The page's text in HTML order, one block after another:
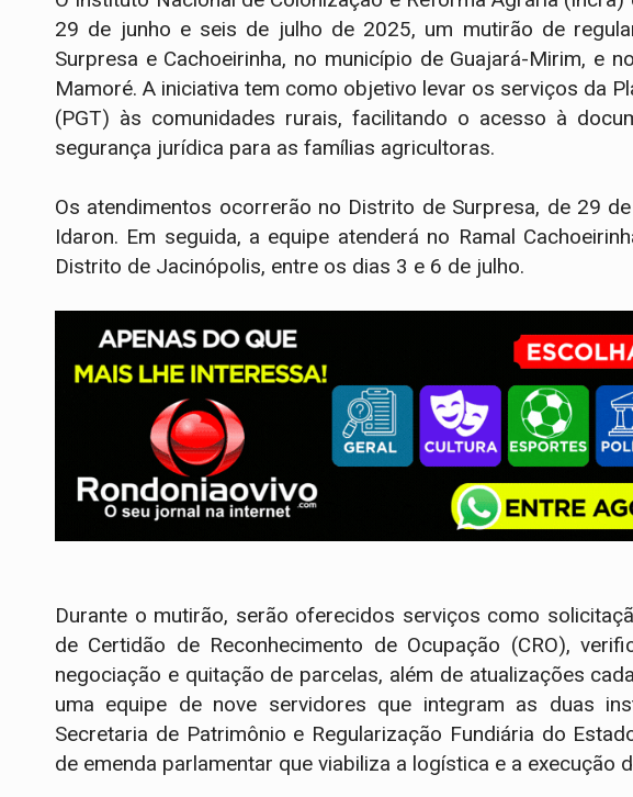
29 de junho e seis de julho de 2025, um mutirão de
Surpresa e Cachoeirinha, no município de Guajará-Mirim, e
Mamoré. A iniciativa tem como objetivo levar os serviços da
(PGT) às comunidades rurais, facilitando o acesso à
segurança jurídica para as famílias agricultoras.
Os atendimentos ocorrerão no Distrito de Surpresa, de 29
Idaron. Em seguida, a equipe atenderá no Ramal
Distrito de Jacinópolis, entre os dias 3 e 6 de julho.
Durante o mutirão, serão oferecidos serviços como
de Certidão de Reconhecimento de Ocupação (CRO),
negociação e quitação de parcelas, além de atualizações
uma equipe de nove servidores que integram as duas
Secretaria de Patrimônio e Regularização Fundiária do
de emenda parlamentar que viabiliza a logística e a execução